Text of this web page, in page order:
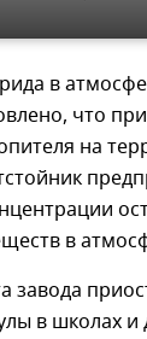
в
что
на
в
завода
в школах и